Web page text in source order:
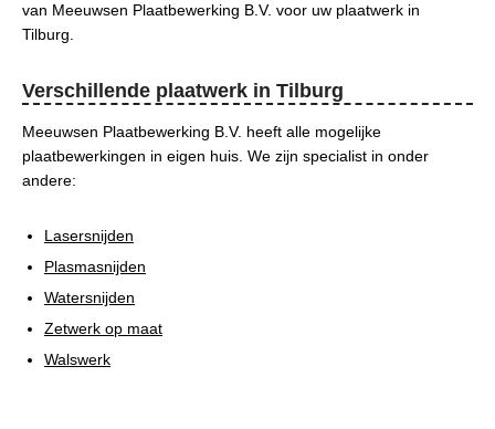
van Meeuwsen Plaatbewerking B.V. voor uw plaatwerk in
Tilburg.
Verschillende plaatwerk in Tilburg
Meeuwsen Plaatbewerking B.V. heeft alle mogelijke
plaatbewerkingen in eigen huis. We zijn specialist in onder
andere:
Lasersnijden
Plasmasnijden
Watersnijden
Zetwerk op maat
Walswerk